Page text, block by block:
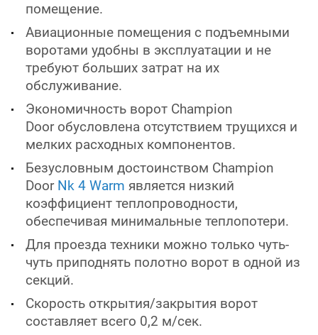
помещение.
Авиационные помещения с подъемными
воротами удобны в эксплуатации и не
требуют больших затрат на их
обслуживание.
Экономичность ворот Champion
Door обусловлена отсутствием трущихся и
мелких расходных компонентов.
Безусловным достоинством Champion
Door Nk 4 Warm является низкий
коэффициент теплопроводности,
обеспечивая минимальные теплопотери.
Для проезда техники можно только чуть-
чуть приподнять полотно ворот в одной из
секций.
Скорость открытия/закрытия ворот
составляет всего 0,2 м/сек.